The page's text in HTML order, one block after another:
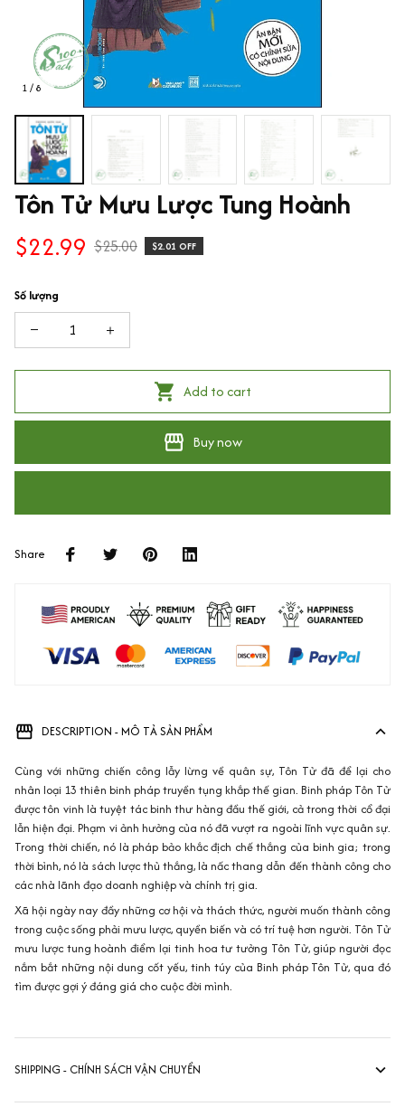
1 / 8
Tôn Tử Mưu Lược Tung Hoành
$22.99 $25.00 $2.01 OFF
Số lượng
Add to cart
Buy now
Share
DESCRIPTION - MÔ TẢ SẢN PHẨM
Cùng với những chiến công lẫy lừng về quân sự, Tôn Tử đã để lại cho
nhân loại 13 thiên binh pháp truyền tụng khắp thế gian. Binh pháp Tôn Tử
được tôn vinh là tuyệt tác binh thư hàng đầu thế giới, cả trong thời cổ đại
lẫn hiện đại. Phạm vi ảnh hưởng của nó đã vượt ra ngoài lĩnh vực quân sự.
Trong thời chiến, nó là pháp bảo khắc địch chế thắng của binh gia; trong
thời bình, nó là sách lược thủ thắng, là nấc thang dẫn đến thành công cho
các nhà lãnh đạo doanh nghiệp và chính trị gia.
Xã hội ngày nay đầy những cơ hội và thách thức, người muốn thành công
trong cuộc sống phải mưu lược, quyền biến và có trí tuệ hơn người. Tôn Tử
mưu lược tung hoành điểm lại tinh hoa tư tưởng Tôn Tử, giúp người đọc
nắm bắt những nội dung cốt yếu, tinh túy của Binh pháp Tôn Tử, qua đó
tìm được gợi ý đáng giá cho cuộc đời mình.
SHIPPING - CHÍNH SÁCH VẬN CHUYỂN